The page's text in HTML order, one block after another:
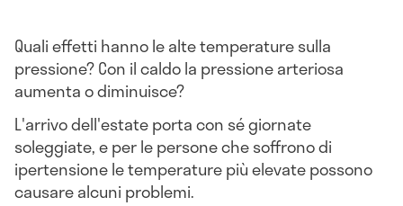
Quali effetti hanno le alte temperature sulla
pressione? Con il caldo la pressione arteriosa
aumenta o diminuisce?
L'arrivo dell'estate porta con sé giornate
soleggiate, e per le persone che soffrono di
ipertensione le temperature più elevate possono
causare alcuni problemi.